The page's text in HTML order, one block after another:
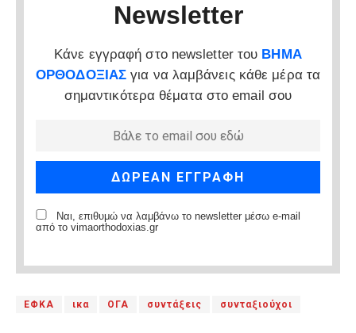
Newsletter
Κάνε εγγραφή στο newsletter του ΒΗΜΑ
ΟΡΘΟΔΟΞΙΑΣ για να λαμβάνεις κάθε μέρα τα
σημαντικότερα θέματα στο email σου
Ναι, επιθυμώ να λαμβάνω το newsletter μέσω e-mail
από το vimaorthodoxias.gr
ΕΦΚΑ ικα ΟΓΑ συντάξεις συνταξιούχοι